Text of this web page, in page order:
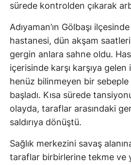
sürede kontrolden çıkarak
Adıyaman’ın Gölbaşı
hastanesi, dün akşam
gergin anlara sahne oldu.
içerisinde karşı karşıya gelen
henüz bilinmeyen bir sebeple
başladı. Kısa sürede
olayda, taraflar arasındaki
saldırıya dönüştü.
Sağlık merkezini savaş
taraflar birbirlerine tekme ve